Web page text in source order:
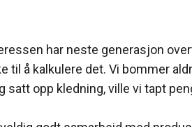
har neste generasjon
til å kalkulere det. Vi bommer
satt opp kledning, ville vi tapt